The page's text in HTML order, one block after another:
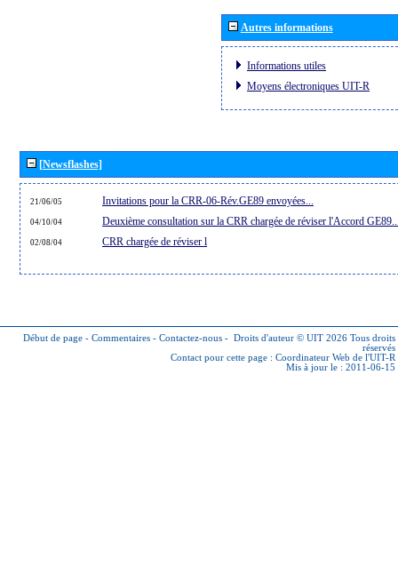
Autres informations
Informations utiles
Moyens électroniques UIT-R
[Newsflashes]
21/06/05 Invitations pour la CRR-06-Rév.GE89 envoyées...
04/10/04 Deuxième consultation sur la CRR chargée de réviser l'Accord
02/08/04 CRR chargée de réviser l
Début de page - Commentaires - Contactez-nous - Droits d'auteur © UIT 2026 Tous droits
réservés
Contact pour cette page : Coordinateur Web de l'UIT-R
Mis à jour le : 2011-06-15